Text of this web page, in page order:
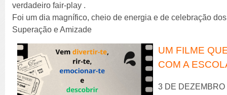
verdadeiro fair-play .
Foi um dia magnífico, cheio de energia e de celebração
Superação e Amizade
UM FILME
COM A
3 DE